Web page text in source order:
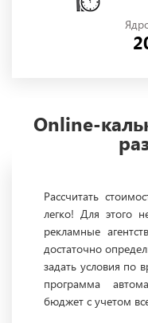
Online-
Рассчитать
легко! Для этого
рекламные
достаточно
задать условия по
программа
бюджет с учетом